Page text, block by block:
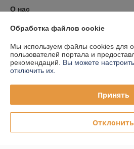
О нас
Контакты
Доставка и оплата
Полная версия сайта
Политика обработки cookies
Обработка файлов cookie
Мы используем файлы cookies для
пользователей портала и
рекомендаций. Вы можете
отключить их.
Принять
Отклонить